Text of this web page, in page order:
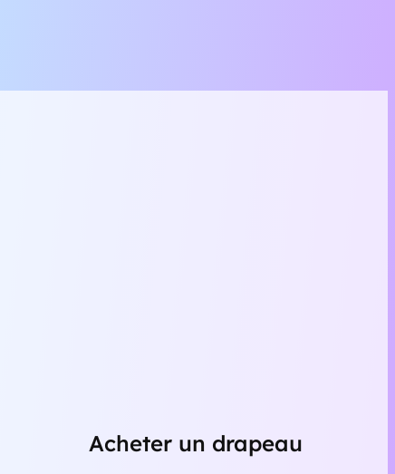
Acheter un drapeau